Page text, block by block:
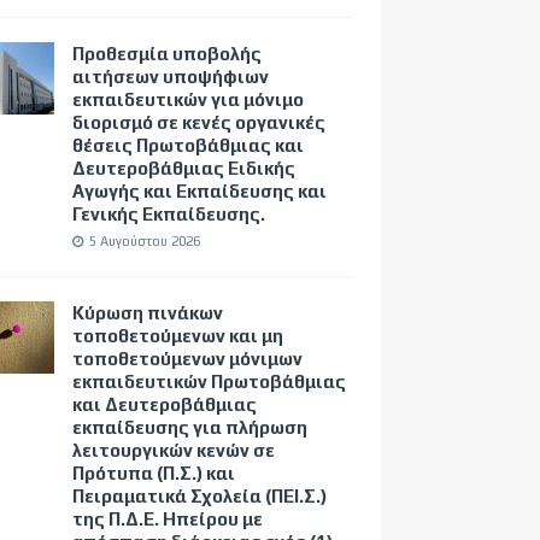
Προθεσμία υποβολής
αιτήσεων υποψήφιων
εκπαιδευτικών για μόνιμο
διορισμό σε κενές οργανικές
θέσεις Πρωτοβάθμιας και
Δευτεροβάθμιας Ειδικής
Αγωγής και Εκπαίδευσης και
Γενικής Εκπαίδευσης.
5 Αυγούστου 2026
Κύρωση πινάκων
τοποθετούμενων και μη
τοποθετούμενων μόνιμων
εκπαιδευτικών Πρωτοβάθμιας
και Δευτεροβάθμιας
εκπαίδευσης για πλήρωση
λειτουργικών κενών σε
Πρότυπα (Π.Σ.) και
Πειραματικά Σχολεία (ΠΕΙ.Σ.)
της Π.Δ.Ε. Ηπείρου με